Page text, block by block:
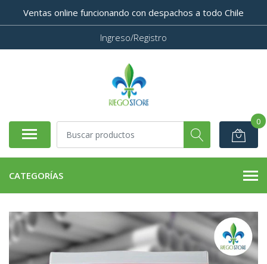
Ventas online funcionando con despachos a todo Chile
Ingreso/Registro
0
CATEGORÍAS